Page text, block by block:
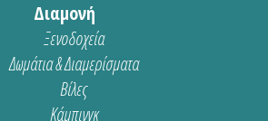
Διαμονή
Ξενοδοχεία
Δωμάτια & Διαμερίσματα
Βίλες
Κάμπινγκ